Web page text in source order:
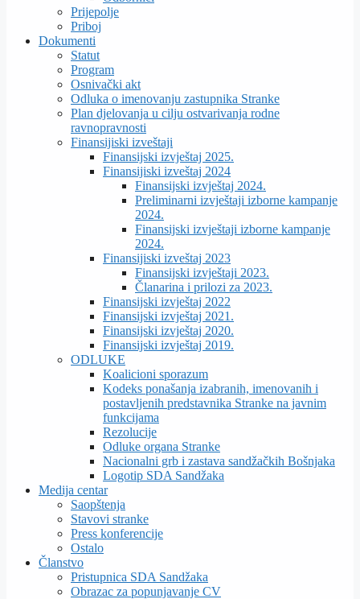
Prijepolje
Priboj
Dokumenti
Statut
Program
Osnivački akt
Odluka o imenovanju zastupnika Stranke
Plan djelovanja u cilju ostvarivanja rodne
ravnopravnosti
Finansijiski izveštaji
Finansijski izvještaj 2025.
Finansijiski izveštaj 2024
Finansijski izvještaj 2024.
Preliminarni izvještaji izborne kampanje
2024.
Finansijski izvještaji izborne kampanje
2024.
Finansijiski izveštaj 2023
Finansijski izvještaji 2023.
Članarina i prilozi za 2023.
Finansijski izvještaj 2022
Finansijski izvještaj 2021.
Finansijski izvještaj 2020.
Finansijski izvještaj 2019.
ODLUKE
Koalicioni sporazum
Kodeks ponašanja izabranih, imenovanih i
postavljenih predstavnika Stranke na javnim
funkcijama
Rezolucije
Odluke organa Stranke
Nacionalni grb i zastava sandžačkih Bošnjaka
Logotip SDA Sandžaka
Medija centar
Saopštenja
Stavovi stranke
Press konferencije
Ostalo
Članstvo
Pristupnica SDA Sandžaka
Obrazac za popunjavanje CV